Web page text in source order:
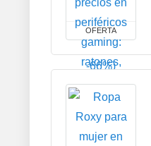
OFERTA